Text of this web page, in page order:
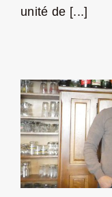
unité de [...]